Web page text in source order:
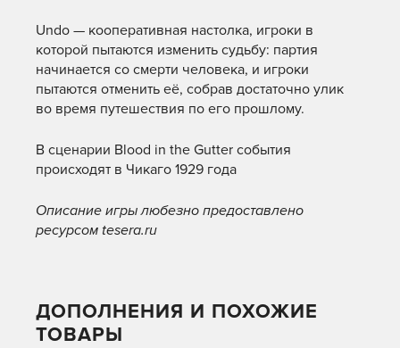
Undo — кооперативная настолка, игроки в
которой пытаются изменить судьбу: партия
начинается со смерти человека, и игроки
пытаются отменить её, собрав достаточно улик
во время путешествия по его прошлому.
В сценарии Blood in the Gutter события
происходят в Чикаго 1929 года
Описание игры любезно предоставлено
ресурсом tesera.ru
ДОПОЛНЕНИЯ И ПОХОЖИЕ
ТОВАРЫ